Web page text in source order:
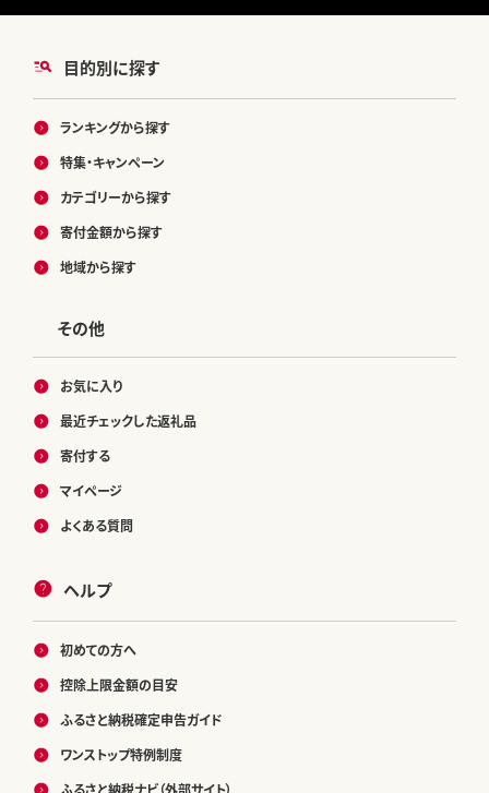
目的別に探す
ランキングから探す
特集・キャンペーン
カテゴリーから探す
寄付金額から探す
地域から探す
その他
お気に入り
最近チェックした返礼品
寄付する
マイページ
よくある質問
ヘルプ
初めての方へ
控除上限金額の目安
ふるさと納税確定申告ガイド
ワンストップ特例制度
ふるさと納税ナビ（外部サイト）